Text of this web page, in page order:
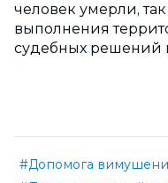
человек умерли,
выполнения
судебных решений
#Допомога